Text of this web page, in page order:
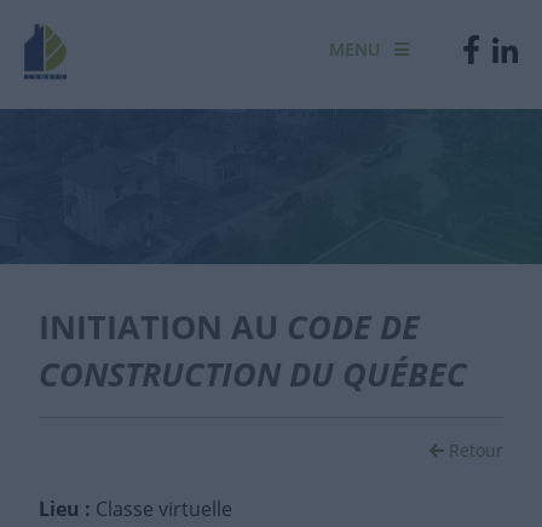
MENU
INITIATION AU CODE DE
CONSTRUCTION DU QUÉBEC
Retour
Lieu : Classe virtuelle